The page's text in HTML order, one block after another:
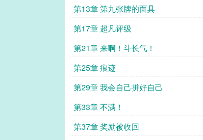
第13章 第九张牌的面具
第17章 超凡评级
第21章 来啊！斗长气！
第25章 痕迹
第29章 我会自己拼好自己
第33章 不满！
第37章 奖励被收回